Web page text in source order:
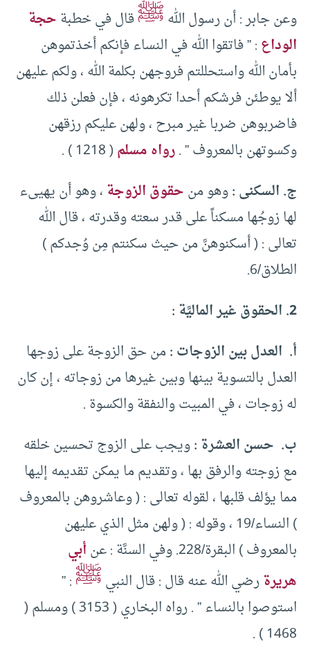
وعن جابر : أن رسول اللهﷺقال في خطبةحجة
الوداع: ” فاتقوا الله في النساء فإنكم أخذتموهن
بأمان الله واستحللتم فروجهن بكلمة الله ، ولكم عليهن
ألا يوطئن فرشكم أحدا تكرهونه ، فإن فعلن ذلك
فاضربوهن ضربا غير مبرح ، ولهن عليكم رزقهن
وكسوتهن بالمعروف ” .رواه مسلم( 1218 ) .
ج. السكنى :وهو منحقوق الزوجة، وهو أن يهيىء
لها زوجُها مسكناً على قدر سعته وقدرته ، قال الله
تعالى : ( أسكنوهنَّ من حيث سكنتم مِن وُجدكم )
الطلاق/6.
2. الحقوق غير الماليَّة :
أ. العدل بين الزوجات :من حق الزوجة على زوجها
العدل بالتسوية بينها وبين غيرها من زوجاته ، إن كان
له زوجات ، في المبيت والنفقة والكسوة .
ب. حسن العشرة :ويجب على الزوج تحسين خلقه
مع زوجته والرفق بها ، وتقديم ما يمكن تقديمه إليها
مما يؤلف قلبها ، لقوله تعالى : ( وعاشروهن بالمعروف
) النساء/19 ، وقوله : ( ولهن مثل الذي عليهن
بالمعروف ) البقرة/228. وفي السنَّة : عن
أبي
هريرةرضي الله عنه قال : قال النبيﷺ: ”
استوصوا بالنساء ” . رواه البخاري ( 3153 ) ومسلم (
1468 ) .